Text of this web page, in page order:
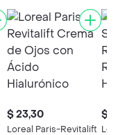
$ 23,30
Loreal Paris-Revitalift
$